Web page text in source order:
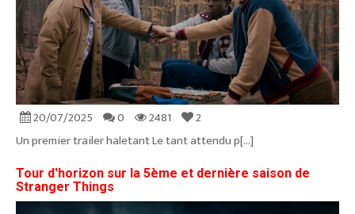
20/07/2025 0 2481
2
Un premier trailer haletant Le tant attendu p[...]
Tour d'horizon sur la 5ème et dernière saison de
Stranger Things